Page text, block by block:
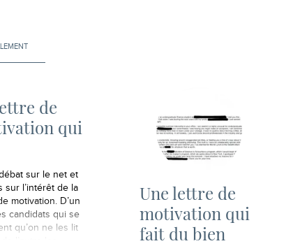
de
qui
sur le net et
sur l’intérêt de la
motivation. D’un
candidats qui se
qu’on ne les lit
Une lettre de
motivation qui
fait du bien